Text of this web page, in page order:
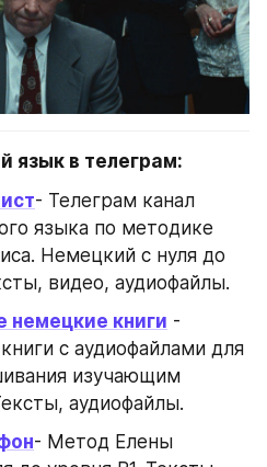
язык в телеграм:
- Телеграм канал
языка по методике
Немецкий с нуля до
видео, аудиофайлы.
немецкие книги -
с аудиофайлами для
изучающим
аудиофайлы.
- Метод Елены